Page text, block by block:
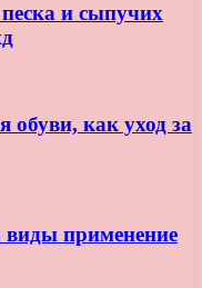
и сыпучих
обуви, как уход за
виды применение